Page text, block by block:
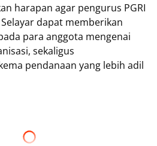
harapan agar pengurus PGRI
dapat memberikan
para anggota mengenai
sekaligus
pendanaan yang lebih adil